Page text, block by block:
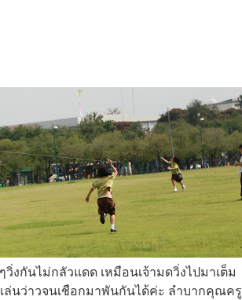
งกันไม่กลัวแดด เหมือนเจ้ามดวิ่งไปมาเต็ม
นว่าวจนเชือกมาพันกันได้ค่ะ ลำบากคุณครู